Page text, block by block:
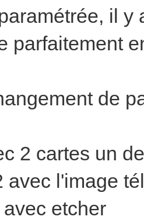
il
parfaitement
de
2 cartes un
avec l'image
etcher